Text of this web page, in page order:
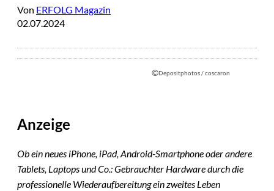
Von ERFOLG Magazin
02.07.2024
©Depositphotos / coscaron
Anzeige
Ob ein neues iPhone, iPad, Android-Smartphone oder andere
Tablets, Laptops und Co.: Gebrauchter Hardware durch die
professionelle Wiederaufbereitung ein zweites Leben